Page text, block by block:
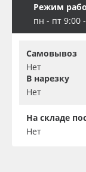
Режим
пн - пт 9:00
Самовывоз
Нет
В нарезку
Нет
На складе
Нет